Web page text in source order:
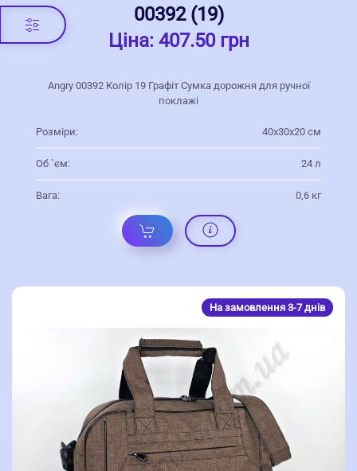
00392 (19)
Ціна: 407.50 грн
Angry 00392 Колір 19 Графіт Сумка дорожня для ручної
поклажі
Розміри: 40х30х20 см
Об `єм: 24 л
Вага: 0,6 кг
На замовлення 3-7 днів